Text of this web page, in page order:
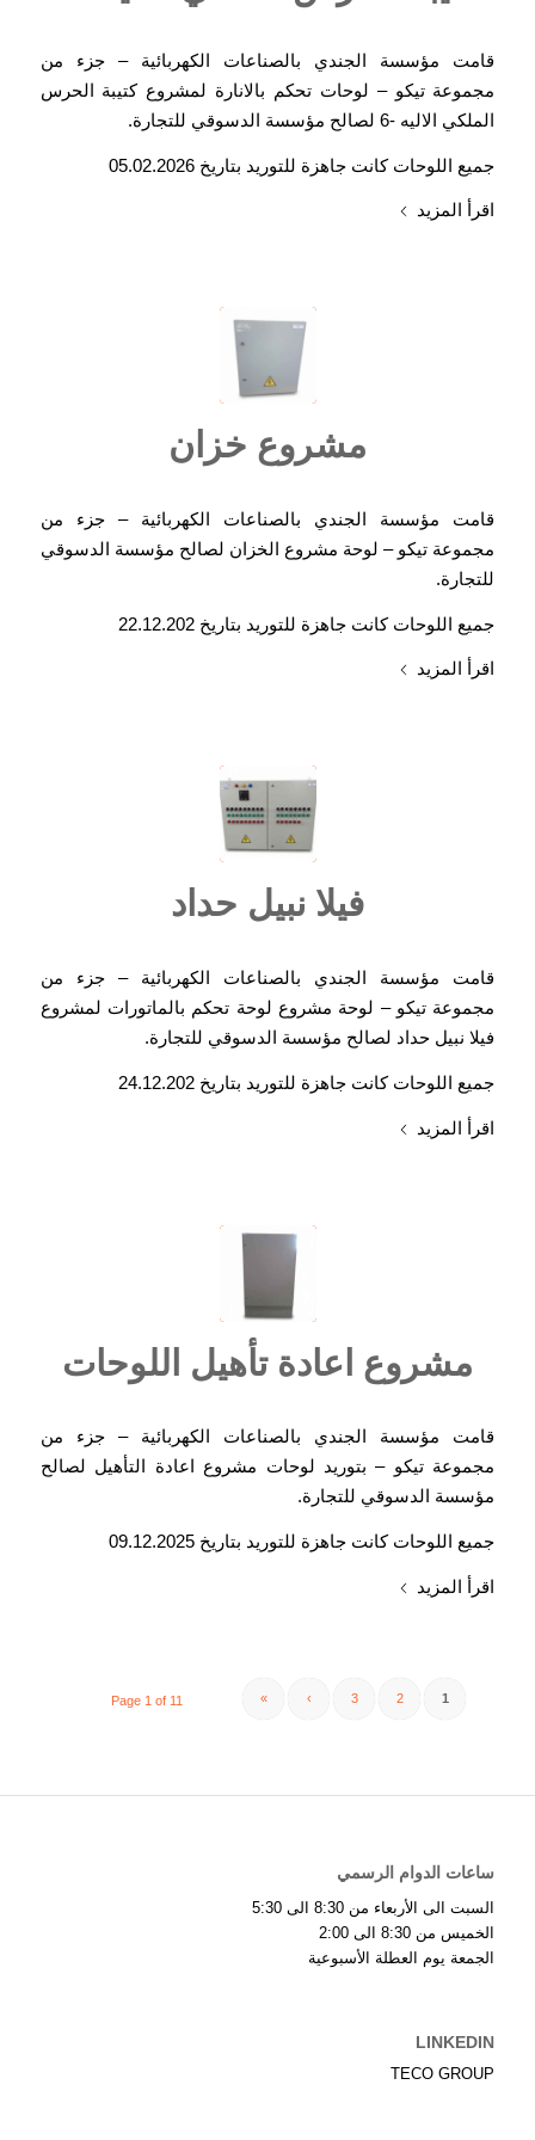
قامت مؤسسة الجندي بالصناعات الكهربائية – جزء من
مجموعة تيكو – لوحات تحكم بالانارة لمشروع كتيبة الحرس
الملكي الاليه -6 لصالح مؤسسة الدسوقي للتجارة.
جميع اللوحات كانت جاهزة للتوريد بتاريخ 05.02.2026
اقرأ المزيد
مشروع خزان
قامت مؤسسة الجندي بالصناعات الكهربائية – جزء من
مجموعة تيكو – لوحة مشروع الخزان لصالح مؤسسة الدسوقي
للتجارة.
جميع اللوحات كانت جاهزة للتوريد بتاريخ 22.12.202
اقرأ المزيد
فيلا نبيل حداد
قامت مؤسسة الجندي بالصناعات الكهربائية – جزء من
مجموعة تيكو – لوحة مشروع لوحة تحكم بالماتورات لمشروع
فيلا نبيل حداد لصالح مؤسسة الدسوقي للتجارة.
جميع اللوحات كانت جاهزة للتوريد بتاريخ 24.12.202
اقرأ المزيد
مشروع اعادة تأهيل اللوحات
قامت مؤسسة الجندي بالصناعات الكهربائية – جزء من
مجموعة تيكو – بتوريد لوحات مشروع اعادة التأهيل لصالح
مؤسسة الدسوقي للتجارة.
جميع اللوحات كانت جاهزة للتوريد بتاريخ 09.12.2025
اقرأ المزيد
Page 1 of 11 1
2
3
›
»
ساعات الدوام الرسمي
السبت الى الأربعاء من 8:30 الى 5:30
الخميس من 8:30 الى 2:00
الجمعة يوم العطلة الأسبوعية
LINKEDIN
TECO GROUP